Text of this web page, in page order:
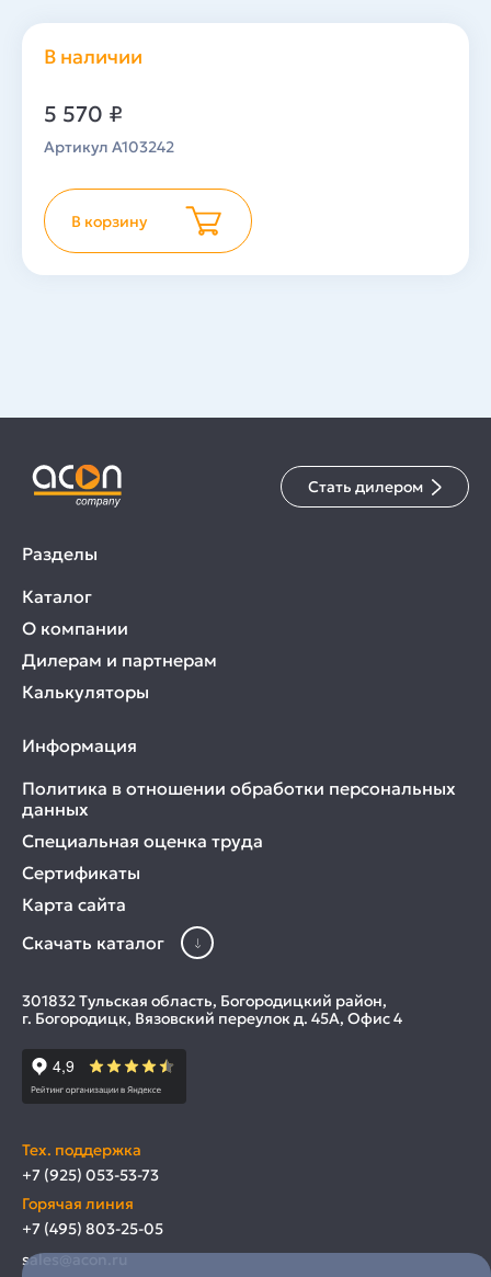
В наличии
5 570 ₽
Артикул A103242
В корзину
Стать дилером
Разделы
Каталог
О компании
Дилерам и партнерам
Калькуляторы
Информация
Политика в отношении обработки персональных
данных
Специальная оценка труда
Сертификаты
Карта сайта
Скачать каталог
301832 Тульская область, Богородицкий район,
г. Богородицк, Вязовский переулок д. 45А, Офис 4
Тех. поддержка
+7 (925) 053-53-73
Горячая линия
+7 (495) 803-25-05
sales@acon.ru